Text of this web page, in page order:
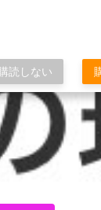
購読しない